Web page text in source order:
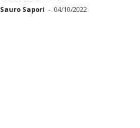
Sauro Sapori - 04/10/2022